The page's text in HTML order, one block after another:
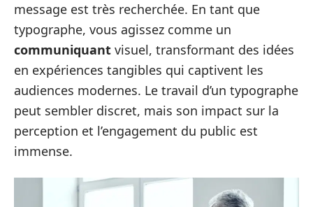
message est très recherchée. En tant que
typographe, vous agissez comme un
communiquant visuel, transformant des idées
en expériences tangibles qui captivent les
audiences modernes. Le travail d’un typographe
peut sembler discret, mais son impact sur la
perception et l’engagement du public est
immense.